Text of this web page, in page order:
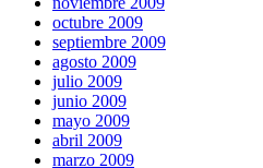
octubre 2009
septiembre 2009
agosto 2009
julio 2009
junio 2009
mayo 2009
abril 2009
marzo 2009